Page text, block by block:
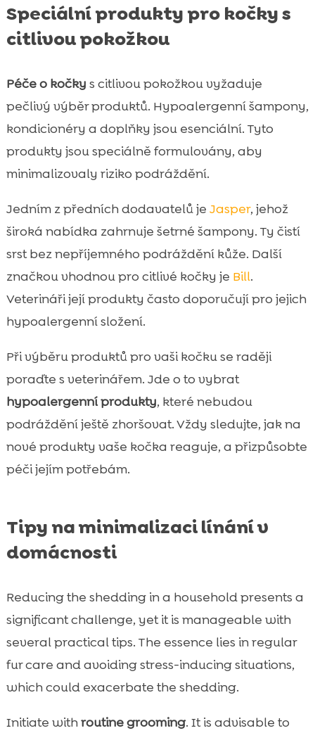
Speciální produkty pro kočky s
citlivou pokožkou
Péče o kočky s citlivou pokožkou vyžaduje
pečlivý výběr produktů. Hypoalergenní šampony,
kondicionéry a doplňky jsou esenciální. Tyto
produkty jsou speciálně formulovány, aby
minimalizovaly riziko podráždění.
Jedním z předních dodavatelů je Jasper, jehož
široká nabídka zahrnuje šetrné šampony. Ty čistí
srst bez nepříjemného podráždění kůže. Další
značkou vhodnou pro citlivé kočky je Bill.
Veterináři její produkty často doporučují pro jejich
hypoalergenní složení.
Při výběru produktů pro vaši kočku se raději
poraďte s veterinářem. Jde o to vybrat
hypoalergenní produkty, které nebudou
podráždění ještě zhoršovat. Vždy sledujte, jak na
nové produkty vaše kočka reaguje, a přizpůsobte
péči jejím potřebám.
Tipy na minimalizaci línání v
domácnosti
Reducing the shedding in a household presents a
significant challenge, yet it is manageable with
several practical tips. The essence lies in regular
fur care and avoiding stress-inducing situations,
which could exacerbate the shedding.
Initiate withroutine grooming. It is advisable to